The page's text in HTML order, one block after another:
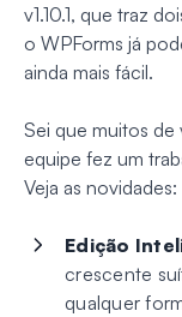
v1.10.1, que traz
o WPForms já
ainda mais fácil.
Sei que muitos
equipe fez um
Veja as novidades:
Edição
crescente
qualquer